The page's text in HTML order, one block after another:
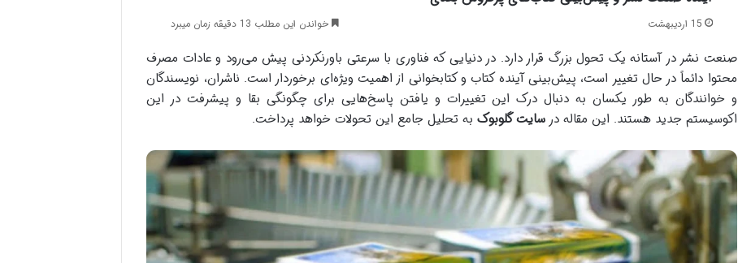
15 اردیبهشت خواندن این مطلب 13 دقیقه زمان میبرد
صنعت نشر در آستانه یک تحول بزرگ قرار دارد. در دنیایی که فناوری با سرعتی باورنکردنی پیش می‌رود و عادات مصرف
محتوا دائماً در حال تغییر است، پیش‌بینی آینده کتاب و کتابخوانی از اهمیت ویژه‌ای برخوردار است. ناشران، نویسندگان
و خوانندگان به طور یکسان به دنبال درک این تغییرات و یافتن پاسخ‌هایی برای چگونگی بقا و پیشرفت در این
اکوسیستم جدید هستند. این مقاله درسایت گلوبوک به تحلیل جامع این تحولات خواهد پرداخت.